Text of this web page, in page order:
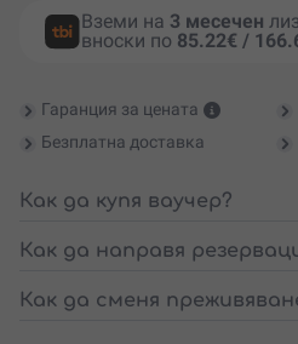
Вземи на 3 месечен
вноски по 85.22€ /
Гаранция за цената
Безплатна доставка
Как да купя ваучер?
Как да направя
Как да сменя